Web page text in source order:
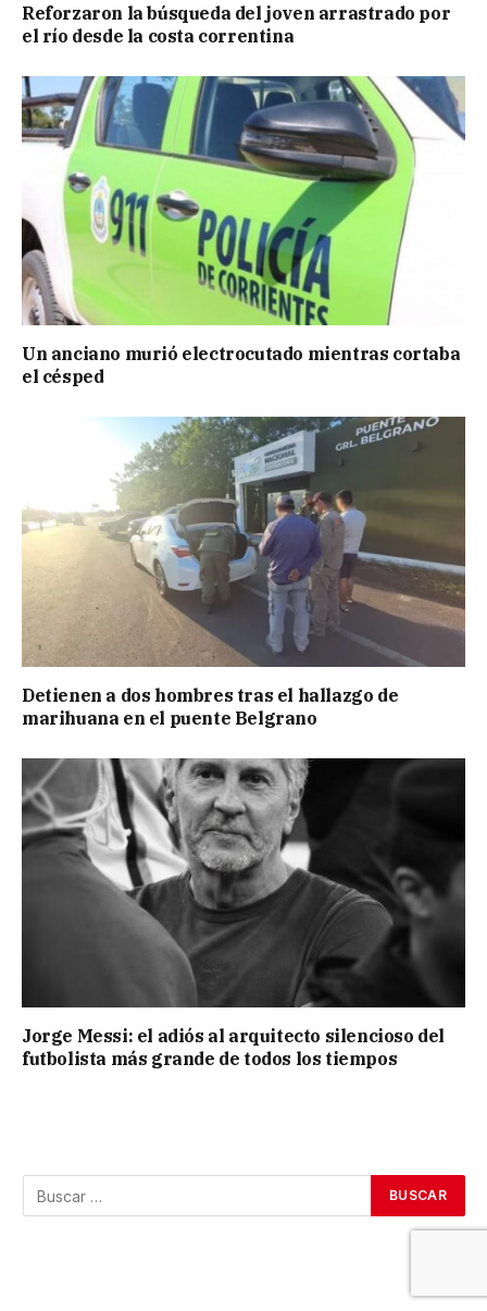
Reforzaron la búsqueda del joven arrastrado por
el río desde la costa correntina
Un anciano murió electrocutado mientras cortaba
el césped
Detienen a dos hombres tras el hallazgo de
marihuana en el puente Belgrano
Jorge Messi: el adiós al arquitecto silencioso del
futbolista más grande de todos los tiempos